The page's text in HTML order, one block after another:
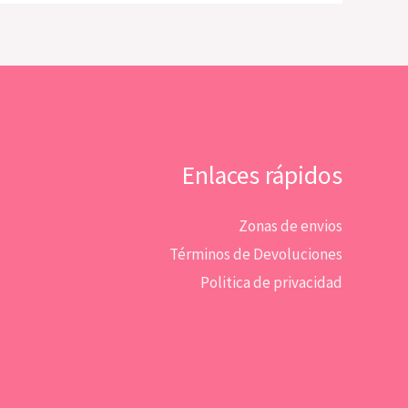
Enlaces rápidos
Zonas de envios
Términos de Devoluciones
Politica de privacidad